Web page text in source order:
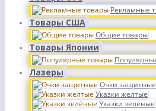
Рекламные
Товары США
Общие товары
Товары Японии
Лазеры
Очки защитные
Указки желтые
Указки зелёные